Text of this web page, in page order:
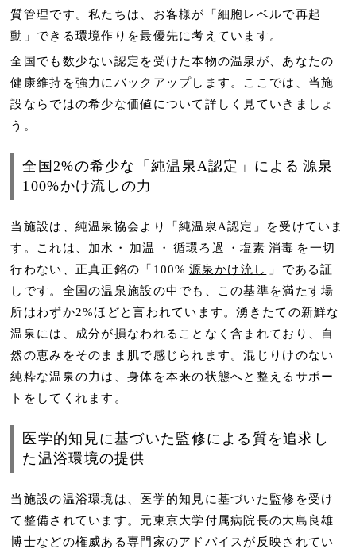
質管理です。私たちは、お客様が「細胞レベルで再起
動」できる環境作りを最優先に考えています。
全国でも数少ない認定を受けた本物の温泉が、あなたの
健康維持を強力にバックアップします。ここでは、当施
設ならではの希少な価値について詳しく見ていきましょ
う。
全国2%の希少な「純温泉A認定」による 源泉
100%かけ流しの力
当施設は、純温泉協会より「純温泉A認定」を受けていま
す。これは、加水・
加温 ・ 循環ろ過 ・塩素 消毒 を一切
行わない、正真正銘の「100% 源泉かけ流し
」である証
しです。全国の温泉施設の中でも、この基準を満たす場
所はわずか2%ほどと言われています。湧きたての新鮮な
温泉には、成分が損なわれることなく含まれており、自
然の恵みをそのまま肌で感じられます。混じりけのない
純粋な温泉の力は、身体を本来の状態へと整えるサポー
トをしてくれます。
医学的知見に基づいた監修による質を追求し
た温浴環境の提供
当施設の温浴環境は、医学的知見に基づいた監修を受け
て整備されています。元東京大学付属病院長の大島良雄
博士などの権威ある専門家のアドバイスが反映されてい